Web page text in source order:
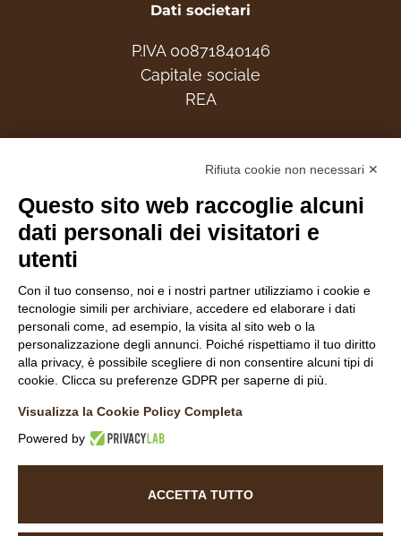
Dati societari
P.IVA 00871840146
Capitale sociale
REA
INFORMATIVA CLIENTI
DICHIARAZIONE DI ACCESSIBILITÀ
©2026La Baita Case.All rights reserved. Powered by
Rifiuta cookie non necessari ✕
Questo sito web raccoglie alcuni
dati personali dei visitatori e
utenti
Con il tuo consenso, noi e i nostri partner utilizziamo i cookie e
tecnologie simili per archiviare, accedere ed elaborare i dati
personali come, ad esempio, la visita al sito web o la
personalizzazione degli annunci. Poiché rispettiamo il tuo diritto
alla privacy, è possibile scegliere di non consentire alcuni tipi di
cookie. Clicca su preferenze GDPR per saperne di più.
Visualizza la Cookie Policy Completa
Powered by
ACCETTA TUTTO